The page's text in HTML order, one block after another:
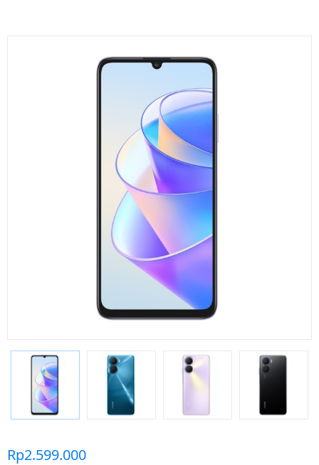
Rp2.599.000